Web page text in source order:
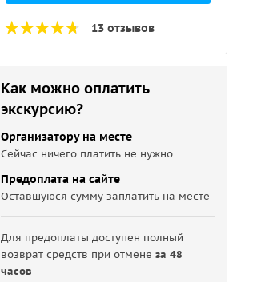
13 отзывов
Как можно оплатить
экскурсию?
Организатору на месте
Сейчас ничего платить не нужно
Предоплата на сайте
Оставшуюся сумму заплатить на месте
Для предоплаты доступен полный
возврат средств при отменеза 48
часов